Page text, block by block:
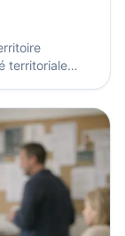
territoriale